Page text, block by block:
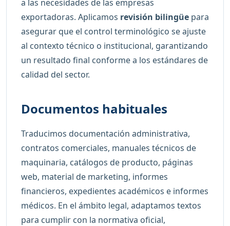
a las necesidades de las empresas
exportadoras. Aplicamos revisión bilingüe para
asegurar que el control terminológico se ajuste
al contexto técnico o institucional, garantizando
un resultado final conforme a los estándares de
calidad del sector.
Documentos habituales
Traducimos documentación administrativa,
contratos comerciales, manuales técnicos de
maquinaria, catálogos de producto, páginas
web, material de marketing, informes
financieros, expedientes académicos e informes
médicos. En el ámbito legal, adaptamos textos
para cumplir con la normativa oficial,